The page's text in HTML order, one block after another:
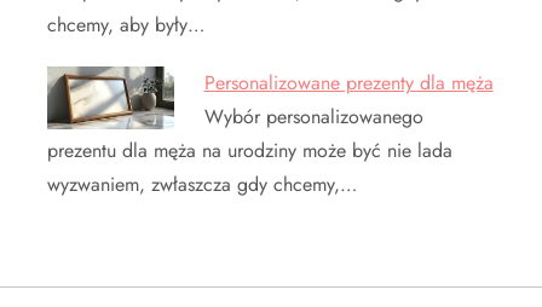
chcemy, aby były…
Personalizowane prezenty dla męża
Wybór personalizowanego
prezentu dla męża na urodziny może być nie lada
wyzwaniem, zwłaszcza gdy chcemy,…